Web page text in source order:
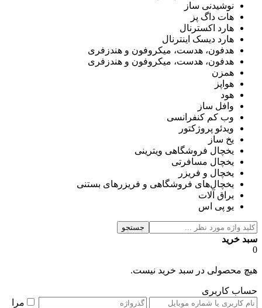
نوشیدنی ساز
هات داگ پز
هارد اکسترنال
هارد دیسک اینترنال
هدفون، هدست، میکروفون و هندزفری
هدفون، هدست، میکروفون و هندزفری
همزن
هواپز
هود
وافل ساز
وب کم کنفرانسی
ویدئو پروژکتور
یخ ساز
یخچال فروشگاهی ویترینی
یخچال مسافرتی
یخچال و فریزر
یخچال‌های فروشگاهی و فریزرهای بستنی
یراق آلات
یو پی اس
جستجو
سبد خرید
0
هیچ محصولی در سبد خرید نیست.
حساب کاربری
مرا